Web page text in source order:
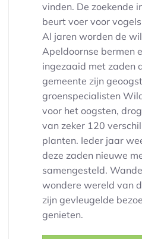
vinden. De zoekende
beurt voer voor
Al jaren worden de
Apeldoornse bermen
ingezaaid met zaden
gemeente zijn
groenspecialisten
voor het oogsten,
van zeker 120
planten. Ieder jaar
deze zaden nieuwe
samengesteld.
wondere wereld van
zijn gevleugelde
genieten.